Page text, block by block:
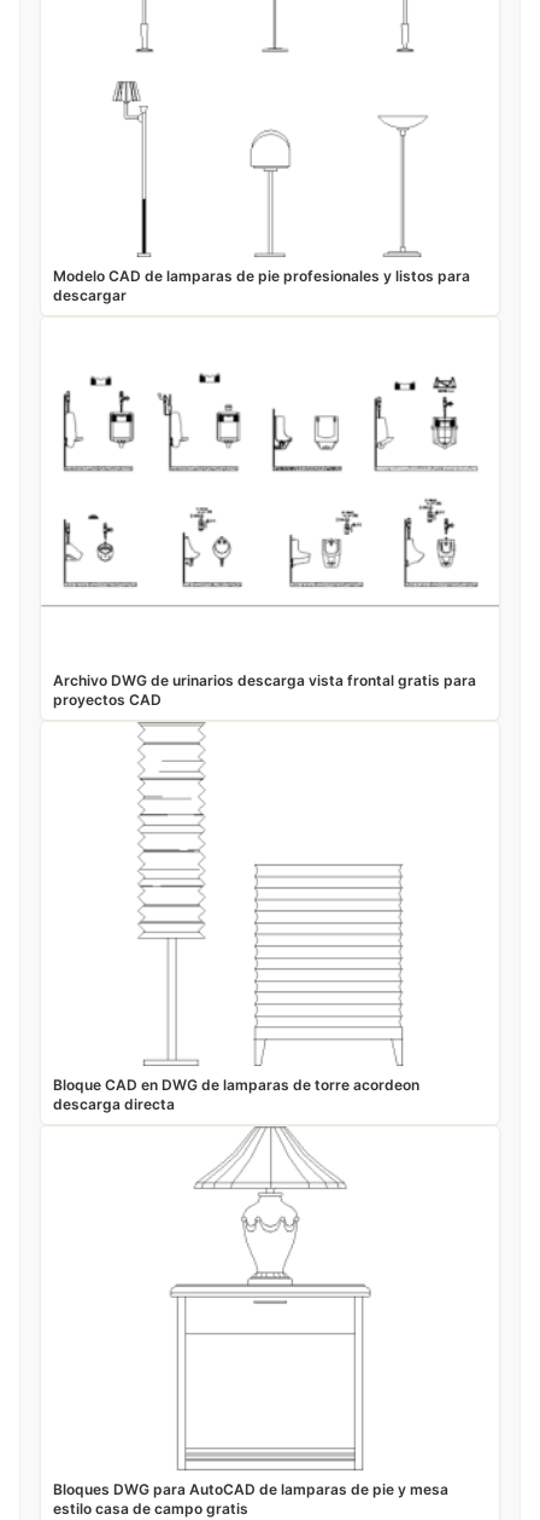
Modelo CAD de lamparas de pie profesionales y listos para
descargar
Archivo DWG de urinarios descarga vista frontal gratis para
proyectos CAD
Bloque CAD en DWG de lamparas de torre acordeon
descarga directa
Bloques DWG para AutoCAD de lamparas de pie y mesa
estilo casa de campo gratis